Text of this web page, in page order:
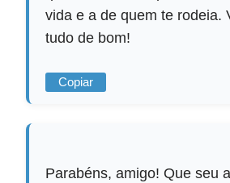
vida e a de quem te rodeia.
tudo de bom!
Copiar
Parabéns, amigo! Que seu